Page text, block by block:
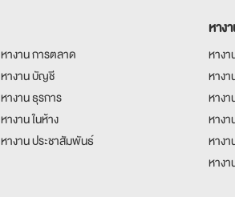
หางาน การตลาด
หางาน บัญชี
หางาน ธุรการ
หางาน ในห้าง
หางาน ประชาสัมพันธ์
หาง
หาง
หาง
หาง
หาง
หางา
หาง